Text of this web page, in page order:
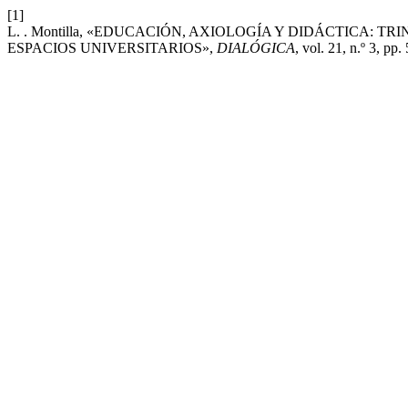
[1]
L. . Montilla, «EDUCACIÓN, AXIOLOGÍA Y DIDÁCTICA:
ESPACIOS UNIVERSITARIOS», DIALÓGICA, vol. 21, n.º 3, pp.